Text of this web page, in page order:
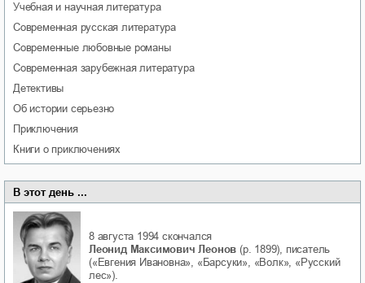
учебная и научная литература
современная русская литература
современные любовные романы
современная зарубежная литература
детективы
об истории серьезно
приключения
книги о приключениях
В этот день ...
8 августа 1994 скончался
Леонид Максимович Леонов (р. 1899), писатель
(«Евгения Ивановна», «Барсуки», «Волк», «Русский
лес»).